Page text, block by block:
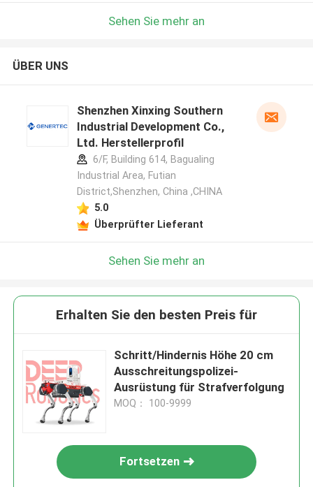
Sehen Sie mehr an
ÜBER UNS
Shenzhen Xinxing Southern
Industrial Development Co.,
Ltd. Herstellerprofil
6/F, Building 614, Bagualing
Industrial Area, Futian
District,Shenzhen, China ,CHINA
5.0
Überprüfter Lieferant
Sehen Sie mehr an
Erhalten Sie den besten Preis für
Schritt/Hindernis Höhe 20 cm
Ausschreitungspolizei-
Ausrüstung für Strafverfolgung
MOQ： 100-9999
Fortsetzen